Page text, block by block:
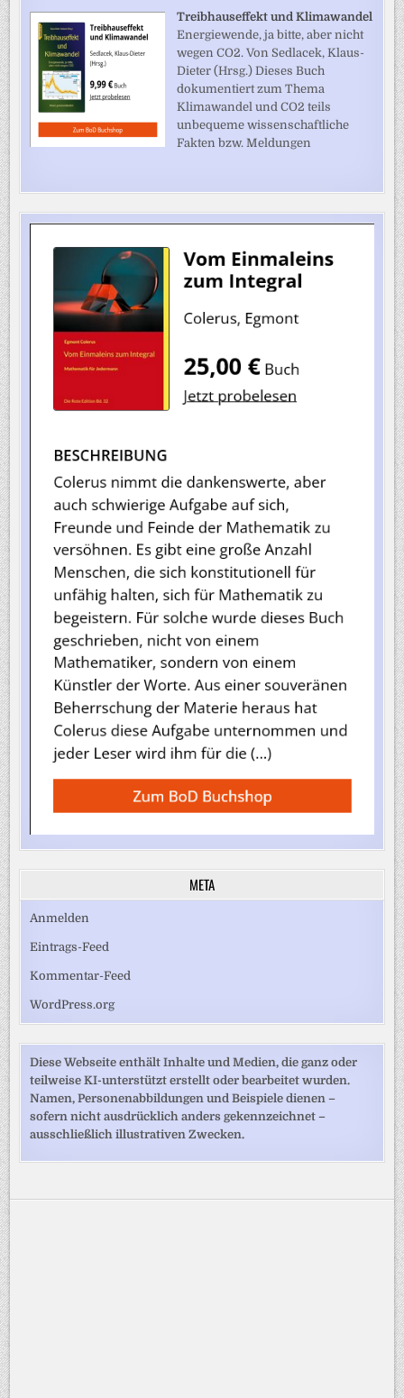
Treibhauseffekt und Klimawandel
Energiewende, ja bitte, aber nicht
wegen CO2. Von Sedlacek, Klaus-
Dieter (Hrsg.) Dieses Buch
dokumentiert zum Thema
Klimawandel und CO2 teils
unbequeme wissenschaftliche
Fakten bzw. Meldungen
META
Anmelden
Eintrags-Feed
Kommentar-Feed
WordPress.org
Diese Webseite enthält Inhalte und Medien, die ganz oder
teilweise KI-unterstützt erstellt oder bearbeitet wurden.
Namen, Personenabbildungen und Beispiele dienen –
sofern nicht ausdrücklich anders gekennzeichnet –
ausschließlich illustrativen Zwecken.